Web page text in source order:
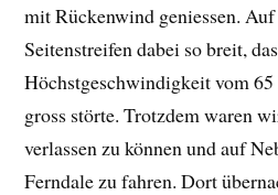
mit Rückenwind geniessen.
Seitenstreifen dabei so breit,
Höchstgeschwindigkeit vom
gross störte. Trotzdem waren
verlassen zu können und auf
Ferndale zu fahren. Dort